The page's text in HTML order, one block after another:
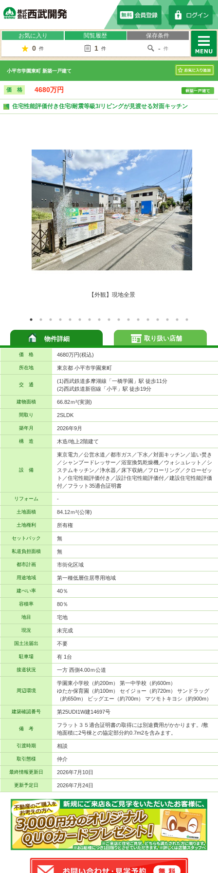
お気に入り
0 件
閲覧履歴
1 件
保存条件
- 件
MENU
小平市学園東町 新築一戸建て
お気に入り
価 格 4680万円
住宅性能評価付き住宅/耐震等級3/リビングが見渡せる対面キッチン
【外観】現地全景
物件詳細
価 格 4680万円(税込)
所在地 東京都 小平市学園東町
交 通
(1)西武鉄道多摩湖線「一橋学園」駅 徒歩11分
(2)西武鉄道新宿線「小平」駅 徒歩19分
建物面積 66.82ｍ²(実測)
間取り 2SLDK
築年月 2026年9月
構 造 木造/地上2階建て
設 備
東京電力／公営水道／都市ガス／下水／対面キッチン／追い焚き
／シャンプードレッサー／浴室換気乾燥機／ウォシュレット／シ
ステムキッチン／浄水器／床下収納／フローリング／クローゼッ
ト／住宅性能評価付き／設計住宅性能評価付／建設住宅性能評価
付／フラット35適合証明書
リフォーム -
土地面積 84.12ｍ²(公簿)
土地権利 所有権
セットバック 無
私道負担面積 無
都市計画 市街化区域
用途地域 第一種低層住居専用地域
建ぺい率 40％
容積率 80％
地目 宅地
現況 未完成
国土法届出 不要
駐車場 有 1台
接道状況 一方 西側4.00ｍ公道
周辺環境
学園東小学校（約200m） 第一中学校（約600m）
ゆたか保育園（約100m） セイジョー（約720m） サンドラッグ
（約650m） ビッグエー（約700m） マツモトキヨシ（約900m）
建築確認番号 第25UDI1W建14697号
備 考
フラット３５適合証明書の取得には別途費用がかかります。/敷
地面積に2号棟との協定部分約0.7m2を含みます。
引渡時期 相談
取引態様 仲介
最終情報更新日 2026年7月10日
更新予定日 2026年7月24日
取り扱い店舗